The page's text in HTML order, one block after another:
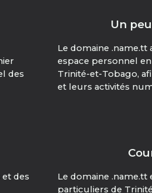
des
Un
Le domaine
espace personnel
Trinité-et-Tobago,
et leurs activités
des
Le domaine .name.tt
particuliers de